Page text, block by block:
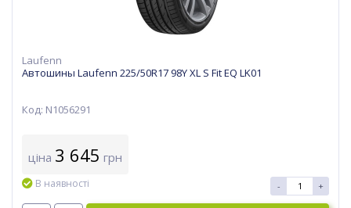
Laufenn
Автошины Laufenn 225/50R17 98Y XL S Fit EQ LK01
Код: N1056291
ціна 3 645 грн
В наявності - +